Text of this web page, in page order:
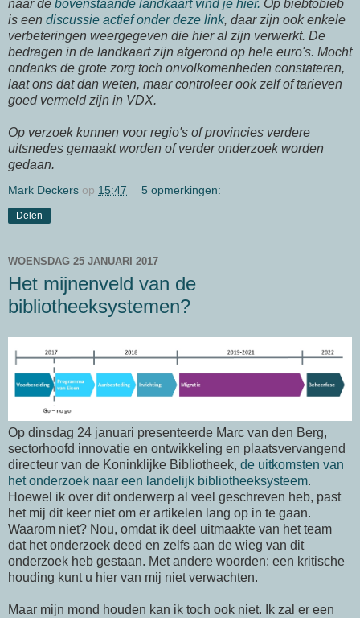
naar de bovenstaande landkaart vind je hier. Op biebtobieb
is een discussie actief onder deze link, daar zijn ook enkele
verbeteringen weergegeven die hier al zijn verwerkt. De
bedragen in de landkaart zijn afgerond op hele euro's. Mocht
ondanks de grote zorg toch onvolkomenheden constateren,
laat ons dat dan weten, maar controleer ook zelf of tarieven
goed vermeld zijn in VDX.
Op verzoek kunnen voor regio's of provincies verdere
uitsnedes gemaakt worden of verder onderzoek worden
gedaan.
Mark Deckers op 15:47 5 opmerkingen:
Delen
WOENSDAG 25 JANUARI 2017
Het mijnenveld van de
bibliotheeksystemen?
Op dinsdag 24 januari presenteerde Marc van den Berg,
sectorhoofd innovatie en ontwikkeling en plaatsvervangend
directeur van de Koninklijke Bibliotheek, de uitkomsten van
het onderzoek naar een landelijk bibliotheeksysteem.
Hoewel ik over dit onderwerp al veel geschreven heb, past
het mij dit keer niet om er artikelen lang op in te gaan.
Waarom niet? Nou, omdat ik deel uitmaakte van het team
dat het onderzoek deed en zelfs aan de wieg van dit
onderzoek heb gestaan. Met andere woorden: een kritische
houding kunt u hier van mij niet verwachten.
Maar mijn mond houden kan ik toch ook niet. Ik zal er een